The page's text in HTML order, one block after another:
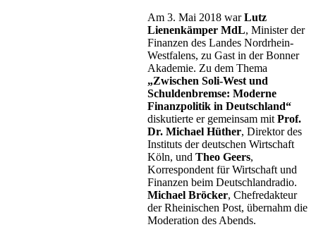
Am 3. Mai 2018 warLutz
Lienenkämper MdL, Minister der
Finanzen des Landes Nordrhein-
Westfalens, zu Gast in der Bonner
Akademie. Zu dem Thema
„Zwischen Soli-West und
Schuldenbremse: Moderne
Finanzpolitik in Deutschland“
diskutierte er gemeinsam mit Prof.
Dr. Michael Hüther, Direktor des
Instituts der deutschen Wirtschaft
Köln, und Theo Geers,
Korrespondent für Wirtschaft und
Finanzen beim Deutschlandradio.
Michael Bröcker, Chefredakteur
der Rheinischen Post, übernahm die
Moderation des Abends.